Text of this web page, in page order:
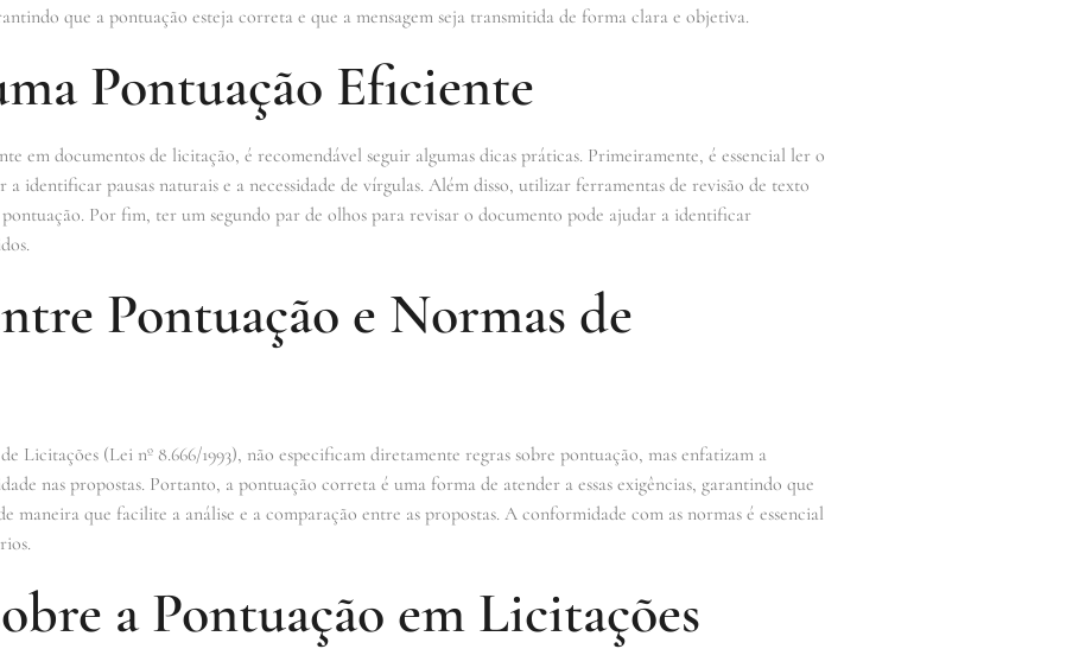
que a pontuação esteja correta e que a mensagem seja transmitida de forma clara e objetiva.
Pontuação Eficiente
em documentos de licitação, é recomendável seguir algumas dicas práticas. Primeiramente, é essencial ler o
identificar pausas naturais e a necessidade de vírgulas. Além disso, utilizar ferramentas de revisão de texto
Por fim, ter um segundo par de olhos para revisar o documento pode ajudar a identificar
Pontuação e Normas de
Licitações (Lei nº 8.666/1993), não especificam diretamente regras sobre pontuação, mas enfatizam a
nas propostas. Portanto, a pontuação correta é uma forma de atender a essas exigências, garantindo que
maneira que facilite a análise e a comparação entre as propostas. A conformidade com as normas é essencial
a Pontuação em Licitações